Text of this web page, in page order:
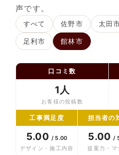
声です。
すべて 佐野市 太田
足利市 館林市
口コミ数
1人
お客様の投稿数
工事満足度
5.00 / 5.00
デザイン・施工内容
担当者の
5.00 /
提案力・マ